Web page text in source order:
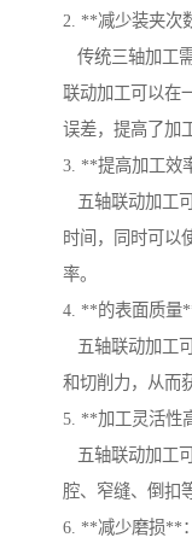
2. **减少装夹次
传统三轴加工
联动加工可以在
误差，提高了加
3. **提高加工效
五轴联动加工
时间，同时可以
率。
4. **的表面质量
五轴联动加工
和切削力，从而
5. **加工灵活性
五轴联动加工
腔、窄缝、倒扣
6. **减少磨损**